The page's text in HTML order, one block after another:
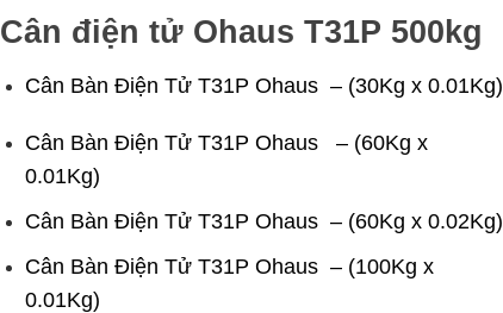
Cân điện tử Ohaus T31P 500kg
Cân Bàn Điện Tử T31P Ohaus – (30Kg x 0.01Kg)
Cân Bàn Điện Tử T31P Ohaus – (60Kg x
0.01Kg)
Cân Bàn Điện Tử T31P Ohaus – (60Kg x 0.02Kg)
Cân Bàn Điện Tử T31P Ohaus – (100Kg x
0.01Kg)